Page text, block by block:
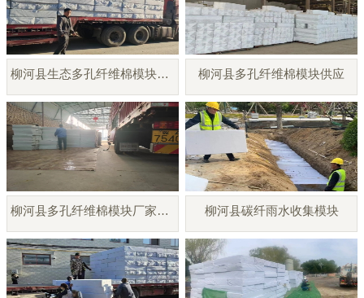
柳河县生态多孔纤维棉模块厂家 柳河县多孔纤维棉模块供应
柳河县多孔纤维棉模块厂家直销 柳河县碳纤雨水收集模块